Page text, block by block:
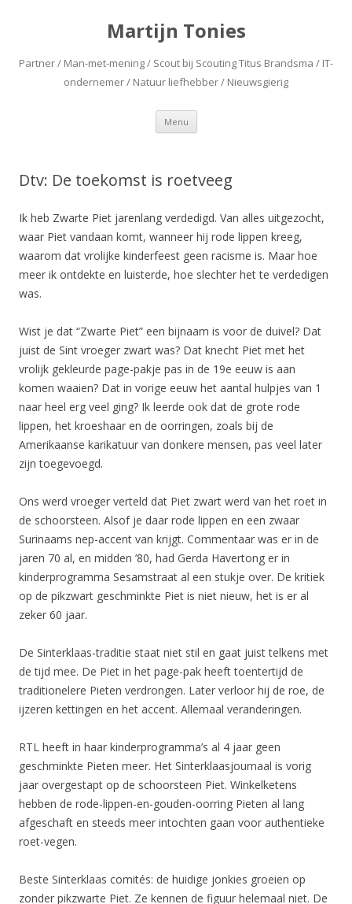
Martijn Tonies
Partner / Man-met-mening / Scout bij Scouting Titus Brandsma / IT-
ondernemer / Natuur liefhebber / Nieuwsgierig
Menu Spring naar de inhoud
Dtv: De toekomst is roetveeg
Ik heb Zwarte Piet jarenlang verdedigd. Van alles uitgezocht,
waar Piet vandaan komt, wanneer hij rode lippen kreeg,
waarom dat vrolijke kinderfeest geen racisme is. Maar hoe
meer ik ontdekte en luisterde, hoe slechter het te verdedigen
was.
Wist je dat “Zwarte Piet” een bijnaam is voor de duivel? Dat
juist de Sint vroeger zwart was? Dat knecht Piet met het
vrolijk gekleurde page-pakje pas in de 19e eeuw is aan
komen waaien? Dat in vorige eeuw het aantal hulpjes van 1
naar heel erg veel ging? Ik leerde ook dat de grote rode
lippen, het kroeshaar en de oorringen, zoals bij de
Amerikaanse karikatuur van donkere mensen, pas veel later
zijn toegevoegd.
Ons werd vroeger verteld dat Piet zwart werd van het roet in
de schoorsteen. Alsof je daar rode lippen en een zwaar
Surinaams nep-accent van krijgt. Commentaar was er in de
jaren 70 al, en midden ’80, had Gerda Havertong er in
kinderprogramma Sesamstraat al een stukje over. De kritiek
op de pikzwart geschminkte Piet is niet nieuw, het is er al
zeker 60 jaar.
De Sinterklaas-traditie staat niet stil en gaat juist telkens met
de tijd mee. De Piet in het page-pak heeft toentertijd de
traditionelere Pieten verdrongen. Later verloor hij de roe, de
ijzeren kettingen en het accent. Allemaal veranderingen.
RTL heeft in haar kinderprogramma’s al 4 jaar geen
geschminkte Pieten meer. Het Sinterklaasjournaal is vorig
jaar overgestapt op de schoorsteen Piet. Winkelketens
hebben de rode-lippen-en-gouden-oorring Pieten al lang
afgeschaft en steeds meer intochten gaan voor authentieke
roet-vegen.
Beste Sinterklaas comités: de huidige jonkies groeien op
zonder pikzwarte Piet. Ze kennen de figuur helemaal niet. De